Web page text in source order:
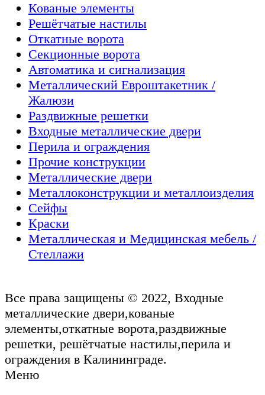
Кованые элементы
Решётчатые настилы
Откатные ворота
Секционные ворота
Автоматика и сигнализация
Металлический Евроштакетник /
Жалюзи
Раздвижные решетки
Входные металлические двери
Перила и ограждения
Прочие конструкции
Металлические двери
Металлоконструкции и металлоизделия
Сейфы
Краски
Металлическая и Медицинская мебель /
Стеллажи
Все права защищены © 2022, Входные
металлические двери,кованые
элементы,откатные ворота,раздвижные
решетки, решётчатые настилы,перила и
ограждения в Калининграде.
Меню